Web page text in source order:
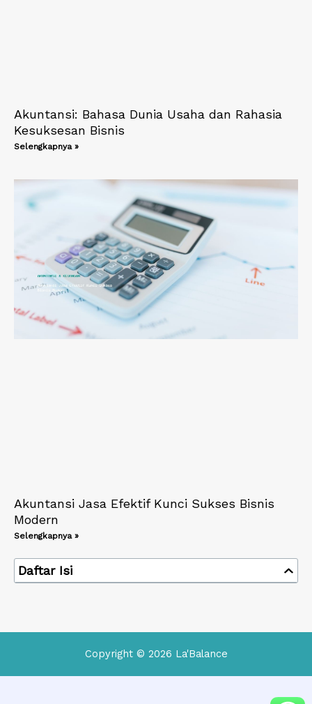
Akuntansi: Bahasa Dunia Usaha dan Rahasia
Kesuksesan Bisnis
Selengkapnya »
Akuntansi Jasa Efektif Kunci Sukses Bisnis
Modern
Selengkapnya »
Daftar Isi
Copyright © 2026 La'Balance